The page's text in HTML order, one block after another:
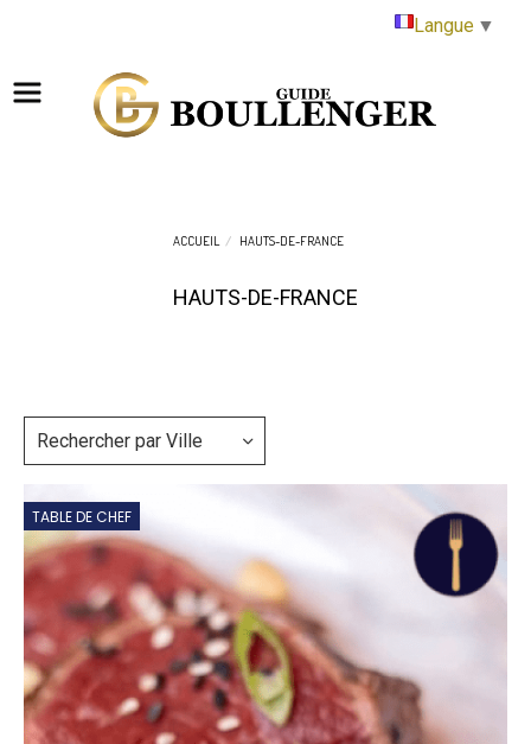
ACCUEIL HAUTS-DE-FRANCE
HAUTS-DE-FRANCE
Rechercher par Ville
TABLE DE CHEF
Langue ▼